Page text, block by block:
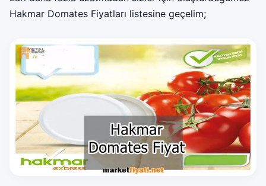
Hakmar Domates Fiyatları listesine geçelim;